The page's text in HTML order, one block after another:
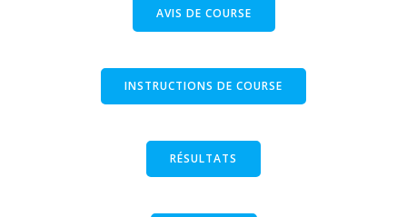
AVIS DE COURSE
INSTRUCTIONS DE COURSE
RÉSULTATS